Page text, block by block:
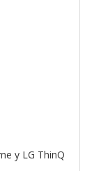
y LG ThinQ